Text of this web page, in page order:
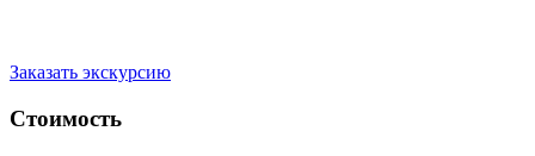
Заказать экскурсию
Стоимость